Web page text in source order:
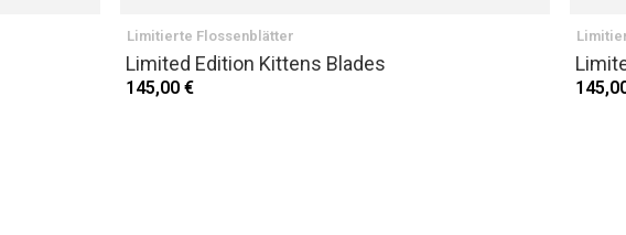
Limitierte Flossenblätter
Limited Edition Kittens Blades
145,00 €